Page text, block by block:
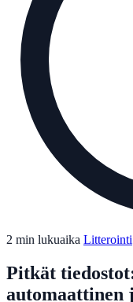
2 min lukuaika Litterointi
Pitkät
automaattinen